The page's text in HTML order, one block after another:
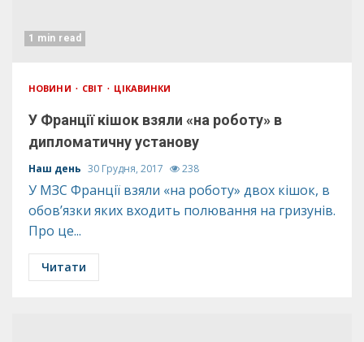
1 min read
НОВИНИ СВІТ ЦІКАВИНКИ
У Франції кішок взяли «на роботу» в
дипломатичну установу
Наш день 30 Грудня, 2017 238
У МЗС Франції взяли «на роботу» двох кішок, в
обов’язки яких входить полювання на гризунів.
Про це...
Читати